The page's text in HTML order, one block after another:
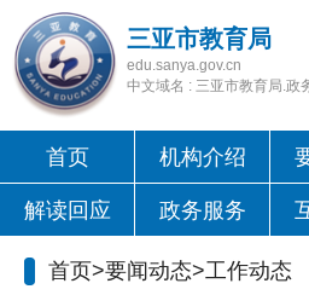
三亚市教育局
edu.sanya.gov.cn
中文域名 : 三亚市教育局.政
首页 机构介绍
解读回应 政务服务
首页>要闻动态>工作动态